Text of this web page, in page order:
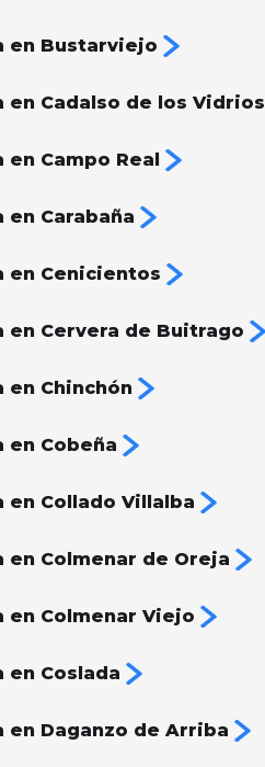
en Bustarviejo
en Cadalso de los Vidrios
Campo Real
en Carabaña
en Cenicientos
en Cervera de Buitrago
en Chinchón
en Cobeña
en Collado Villalba
en Colmenar de Oreja
en Colmenar Viejo
en Coslada
en Daganzo de Arriba